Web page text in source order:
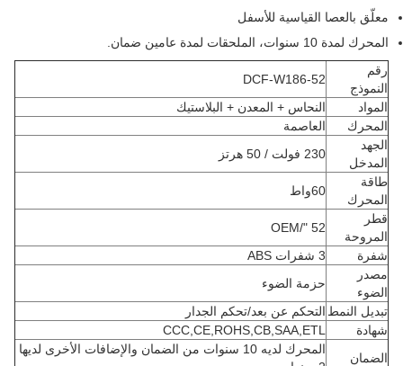
معلّق بالعصا القياسية للأسفل
المحرك لمدة 10 سنوات، الملحقات لمدة عامين ضمان.
رقم
النموذج
DCF-W186-52
المواد
النحاس + المعدن + البلاستيك
المحرك
العاصمة
الجهد
المدخل
230 فولت / 50 هرتز
طاقة
المحرك
60واط
قطر
المروحة
52 "/OEM
شفرة
مصدر
الضوء
حزمة الضوء
تبديل النمطالتحكم عن بعد/تحكم الجدار
شهادة
CCC,CE,ROHS,CB,SAA,ETL
الضمان
المحرك لديه 10 سنوات من الضمان والإضافات الأخرى لديها